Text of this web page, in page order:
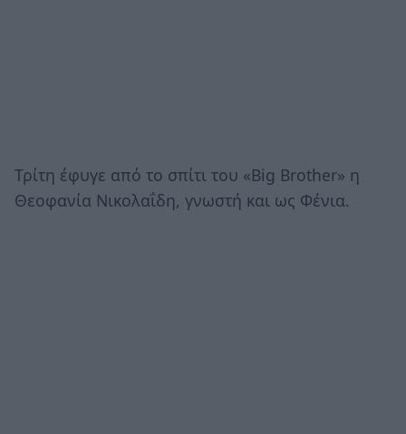
Τρίτη έφυγε από το σπίτι του «Big Brother» η
Θεοφανία Νικολαΐδη, γνωστή και ως Φένια.